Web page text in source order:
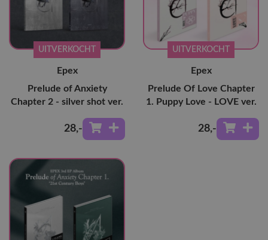
UITVERKOCHT
Epex
Prelude of Anxiety
Chapter 2 - silver shot ver.
28,-
UITVERKOCHT
Epex
Prelude Of Love Chapter
1. Puppy Love - LOVE ver.
28,-